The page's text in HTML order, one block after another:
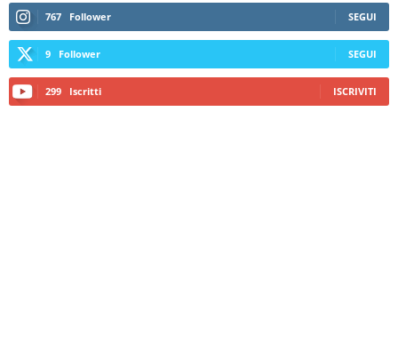
767 Follower SEGUI
9 Follower SEGUI
299 Iscritti ISCRIVITI